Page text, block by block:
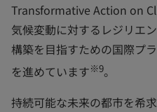
Transformative Action on
気候変動に対するレジリエ
構築を目指すための国際プ
を進めています※9。
持続可能な未来の都市を希